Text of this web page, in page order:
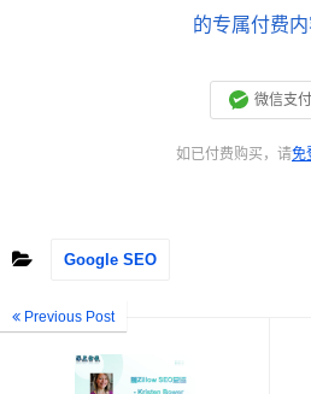
的专属付费内
微信支付
如已付费购买，请免
Google SEO
Previous Post